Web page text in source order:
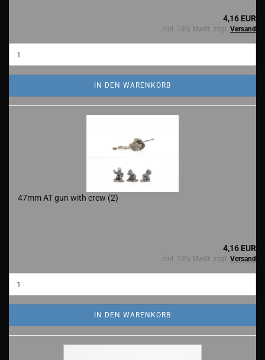
4,16 EUR
inkl. 19% MwSt. zzgl. Versand
IN DEN WARENKORB
47mm AT gun with crew (2)
4,16 EUR
inkl. 19% MwSt. zzgl. Versand
IN DEN WARENKORB